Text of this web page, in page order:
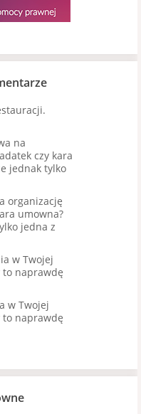
na
czy kara
jednak tylko
organizację
umowna?
jedna z
w Twojej
to naprawdę
w Twojej
to naprawdę